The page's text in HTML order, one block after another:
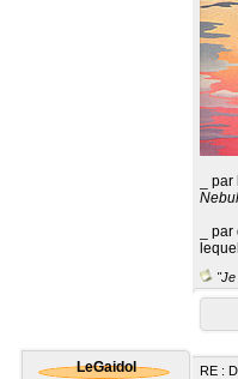
_
_
LeGaidol RE :